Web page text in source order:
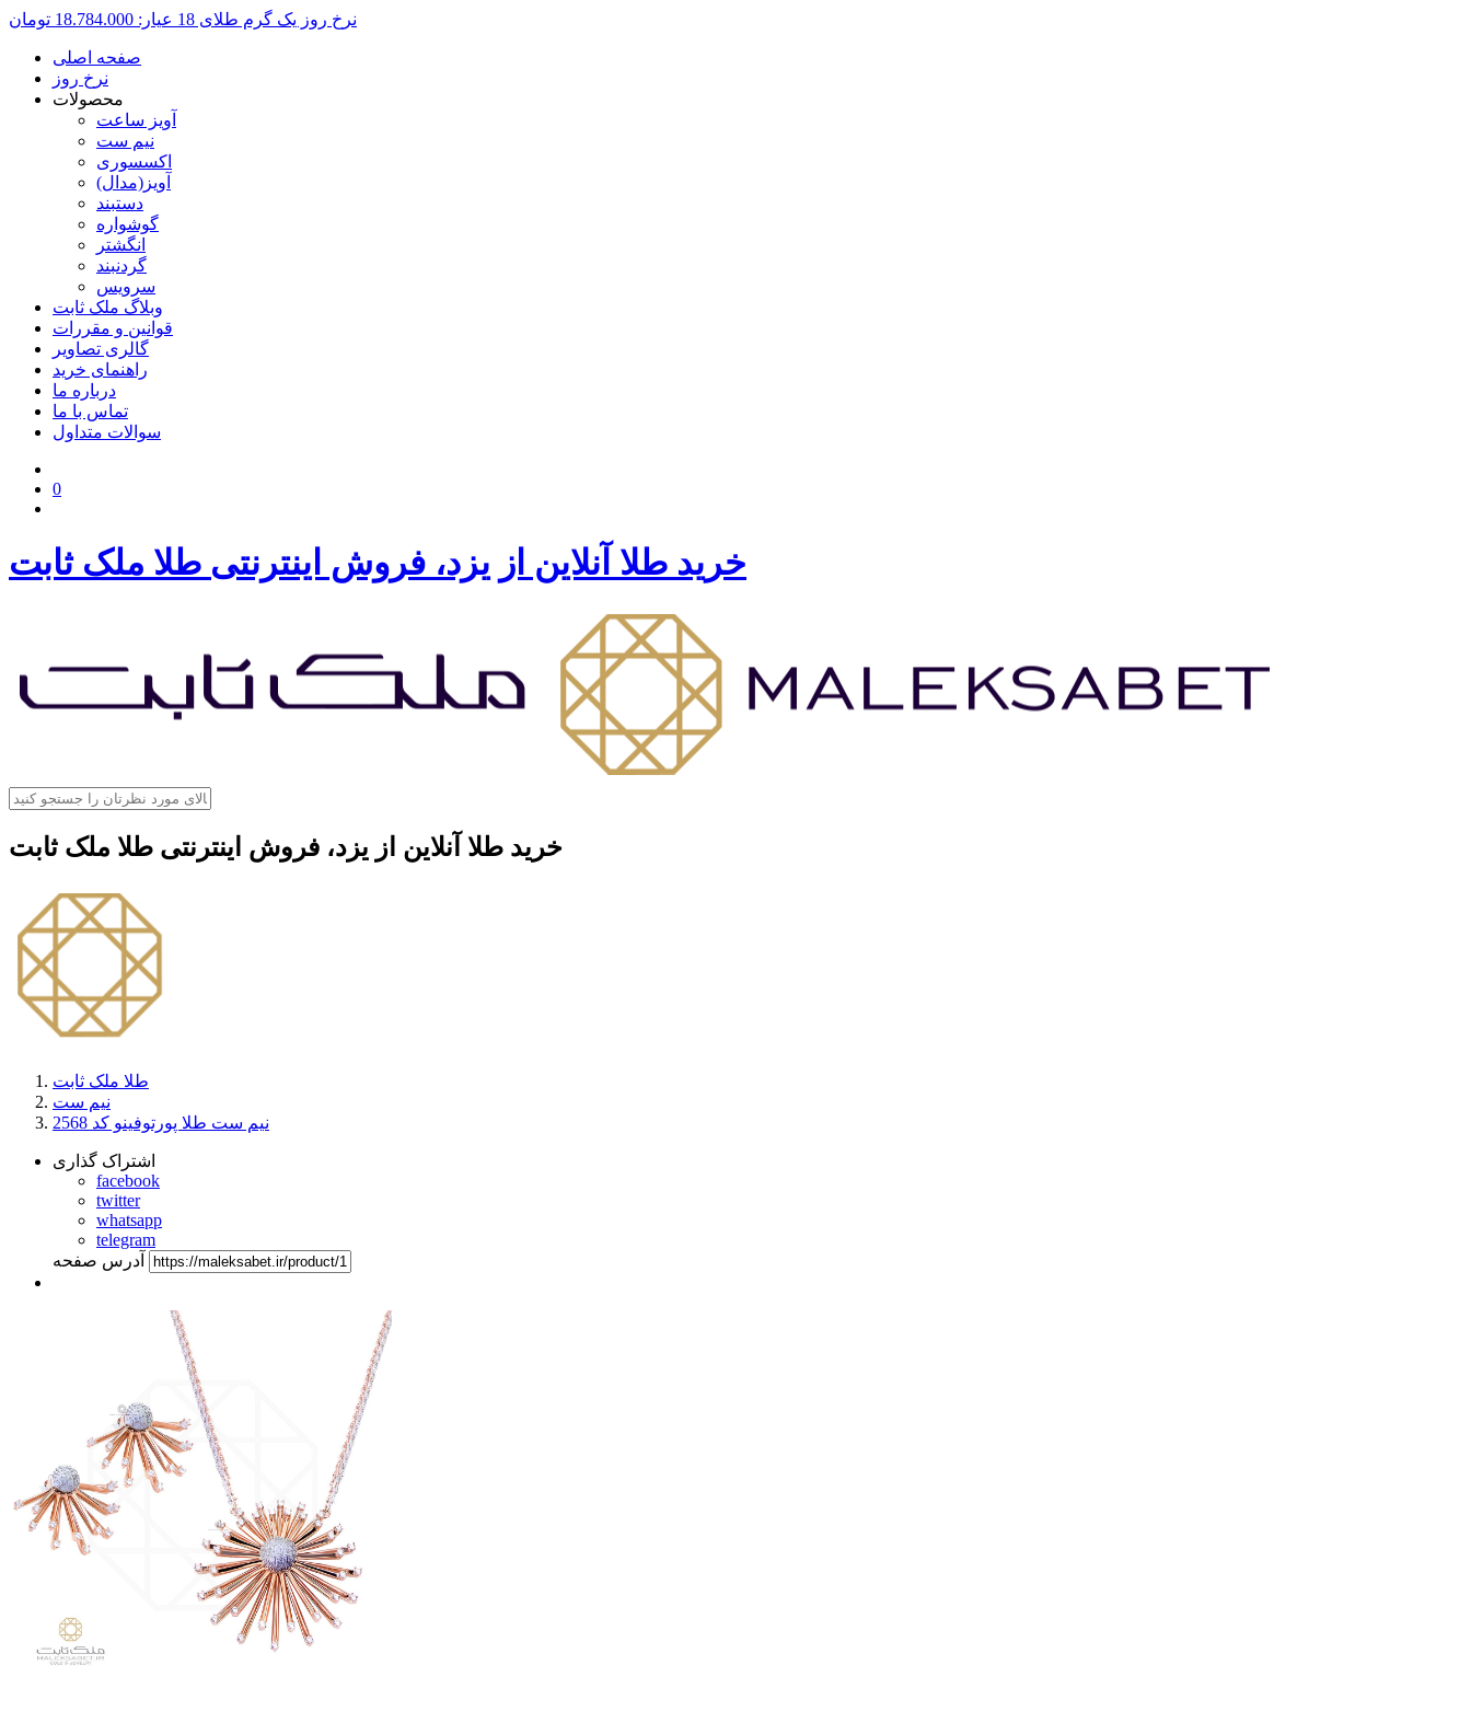
نرخ روز یک گرم طلای 18 عیار: 18.784.000 تومان
صفحه اصلی
نرخ روز
محصولات
آویز ساعت
نیم ست
اکسسوری
آویز(مدال)
دستبند
گوشواره
انگشتر
گردنبند
سرویس
وبلاگ ملک ثابت
قوانین و مقررات
گالری تصاویر
راهنمای خرید
درباره ما
تماس با ما
سوالات متداول
0
خرید طلا آنلاین از یزد، فروش اینترنتی طلا ملک ثابت
خرید طلا آنلاین از یزد، فروش اینترنتی طلا ملک ثابت
طلا ملک ثابت
نیم ست
نیم ست طلا پورتوفینو کد 2568
اشتراک گذاری
facebook
twitter
whatsapp
telegram
آدرس صفحه